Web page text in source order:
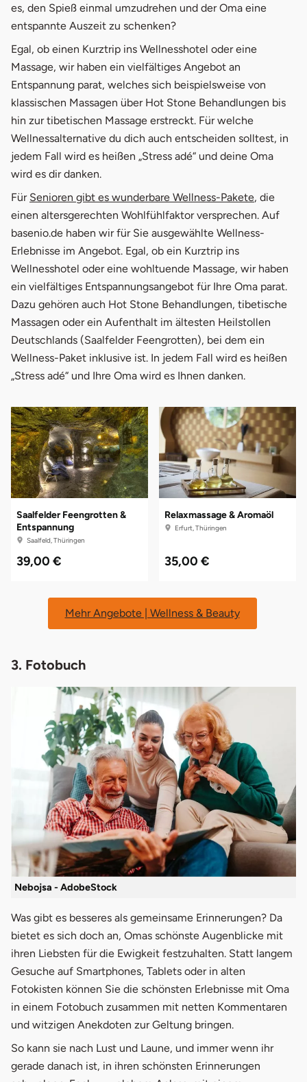
es, den Spieß einmal umzudrehen und der Oma eine
entspannte Auszeit zu schenken?
Egal, ob einen Kurztrip ins Wellnesshotel oder eine
Massage, wir haben ein vielfältiges Angebot an
Entspannung parat, welches sich beispielsweise von
klassischen Massagen über Hot Stone Behandlungen bis
hin zur tibetischen Massage erstreckt. Für welche
Wellnessalternative du dich auch entscheiden solltest, in
jedem Fall wird es heißen „Stress adé“ und deine Oma
wird es dir danken.
Für Senioren gibt es wunderbare Wellness-Pakete, die
einen altersgerechten Wohlfühlfaktor versprechen. Auf
basenio.de haben wir für Sie ausgewählte Wellness-
Erlebnisse im Angebot. Egal, ob ein Kurztrip ins
Wellnesshotel oder eine wohltuende Massage, wir haben
ein vielfältiges Entspannungsangebot für Ihre Oma parat.
Dazu gehören auch Hot Stone Behandlungen, tibetische
Massagen oder ein Aufenthalt im ältesten Heilstollen
Deutschlands (Saalfelder Feengrotten), bei dem ein
Wellness-Paket inklusive ist. In jedem Fall wird es heißen
„Stress adé“ und Ihre Oma wird es Ihnen danken.
Saalfelder Feengrotten &
Entspannung
Saalfeld, Thüringen
39,00 €
Relaxmassage & Aromaöl
Erfurt, Thüringen
35,00 €
Mehr Angebote | Wellness & Beauty
3. Fotobuch
Nebojsa - AdobeStock
Was gibt es besseres als gemeinsame Erinnerungen? Da
bietet es sich doch an, Omas schönste Augenblicke mit
ihren Liebsten für die Ewigkeit festzuhalten. Statt langem
Gesuche auf Smartphones, Tablets oder in alten
Fotokisten können Sie die schönsten Erlebnisse mit Oma
in einem Fotobuch zusammen mit netten Kommentaren
und witzigen Anekdoten zur Geltung bringen.
So kann sie nach Lust und Laune, und immer wenn ihr
gerade danach ist, in ihren schönsten Erinnerungen